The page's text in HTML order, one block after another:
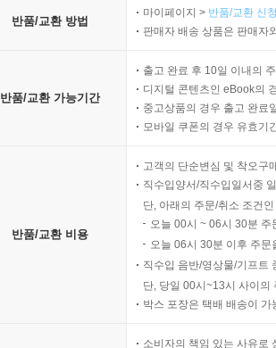
반품/교환 방법
마이페이지 > 반품/교환 신
판매자 배송 상품은 판매자
반품/교환 가능기간
출고 완료 후 10일 이내의
디지털 콘텐츠인 eBook의
중고상품의 경우 출고 완료
모바일 쿠폰의 경우 유효기
반품/교환 비용
고객의 단순변심 및 착오구
직수입양서/직수입일서중
단, 아래의 주문/취소 조건
오늘 00시 ~ 06시 30분
오늘 06시 30분 이후 주
직수입 음반/영상물/기프트
단, 당일 00시~13시 사이의
박스 포장은 택배 배송이
소비자의 책임 있는 사유로